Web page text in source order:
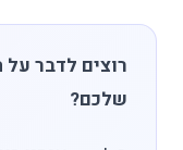
רוצים לדבר על
שלכם?